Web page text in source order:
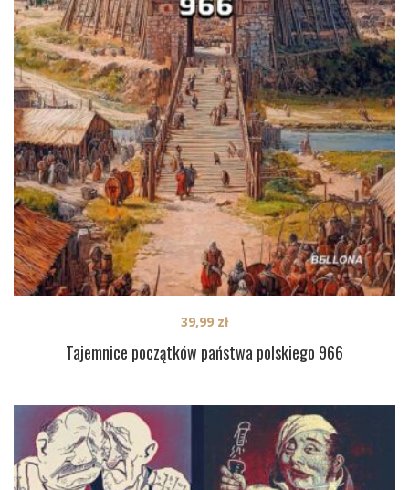
Tajemnice początków państwa polskiego 966
39,99 zł